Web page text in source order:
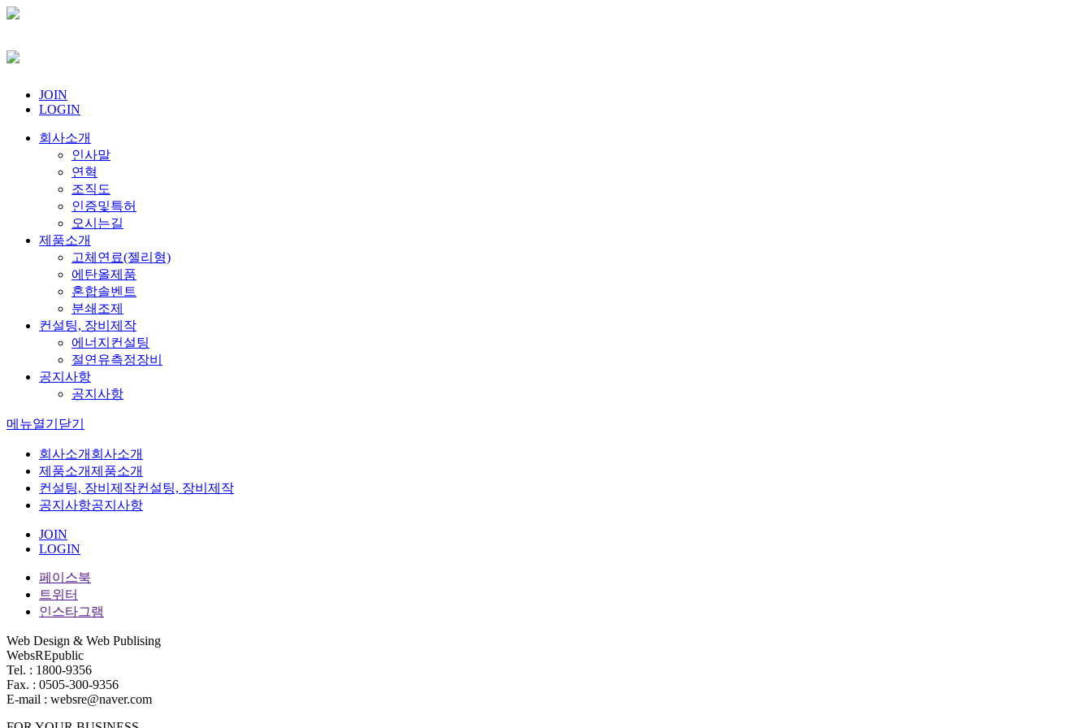
JOIN
LOGIN
회사소개
인사말
연혁
조직도
인증및특허
오시는길
제품소개
고체연료(젤리형)
에탄올제품
혼합솔벤트
분쇄조제
컨설팅, 장비제작
에너지컨설팅
절연유측정장비
공지사항
공지사항
메뉴열기 닫기
회사소개 회사소개
제품소개제품소개
컨설팅, 장비제작컨설팅, 장비제작
공지사항공지사항
JOIN
LOGIN
페이스북
트위터
인스타그램
Web Design & Web Publising
WebsREpublic
Tel. : 1800-9356
Fax. : 0505-300-9356
E-mail : websre@naver.com